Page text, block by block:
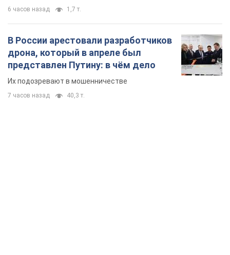
6 часов назад 1,7 т.
В России арестовали разработчиков
дрона, который в апреле был
представлен Путину: в чём дело
Их подозревают в мошенничестве
7 часов назад 40,3 т.